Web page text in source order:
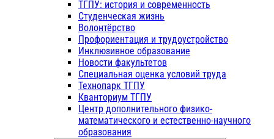
ТГПУ: история и современность
Студенческая жизнь
Волонтёрство
Профориентация и трудоустройство
Инклюзивное образование
Новости факультетов
Специальная оценка условий труда
Технопарк ТГПУ
Кванториум ТГПУ
Центр дополнительного физико-
математического и естественно-научного
образования